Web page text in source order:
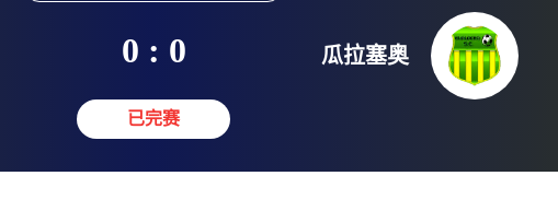
0 : 0
已完赛
瓜拉塞奥